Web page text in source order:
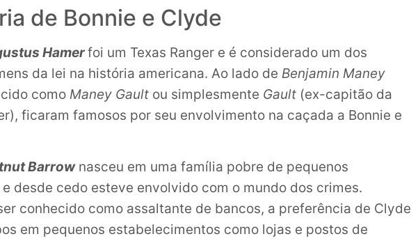
de Bonnie e Clyde
Hamerfoi um Texas Ranger e é considerado um dos
da lei na história americana. Ao lado de Benjamin Maney
como Maney Gault ou simplesmente Gault (ex-capitão da
ficaram famosos por seu envolvimento na caçada a Bonnie e
Barrownasceu em uma família pobre de pequenos
desde cedo esteve envolvido com o mundo dos crimes.
conhecido como assaltante de bancos, a preferência de Clyde
em pequenos estabelecimentos como lojas e postos de